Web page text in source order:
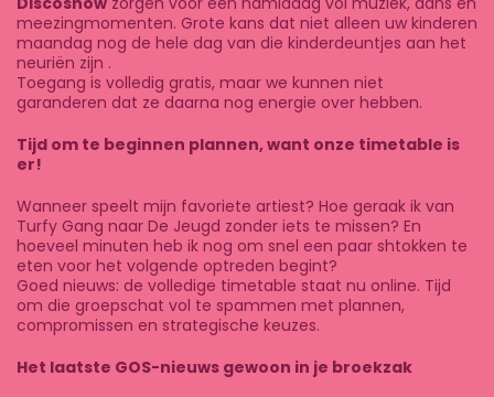
meezingmomenten. Grote kans dat niet alleen uw kinderen
maandag nog de hele dag van die kinderdeuntjes aan het
neuriën zijn .
Toegang is volledig gratis, maar we kunnen niet
garanderen dat ze daarna nog energie over hebben.
Tijd om te beginnen plannen, want onze timetable is
er!
Wanneer speelt mijn favoriete artiest? Hoe geraak ik van
Turfy Gang naar De Jeugd zonder iets te missen? En
hoeveel minuten heb ik nog om snel een paar shtokken te
eten voor het volgende optreden begint?
Goed nieuws: de volledige timetable staat nu online. Tijd
om die groepschat vol te spammen met plannen,
compromissen en strategische keuzes.
Het laatste GOS-nieuws gewoon in je broekzak